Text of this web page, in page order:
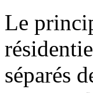
Le
séparés